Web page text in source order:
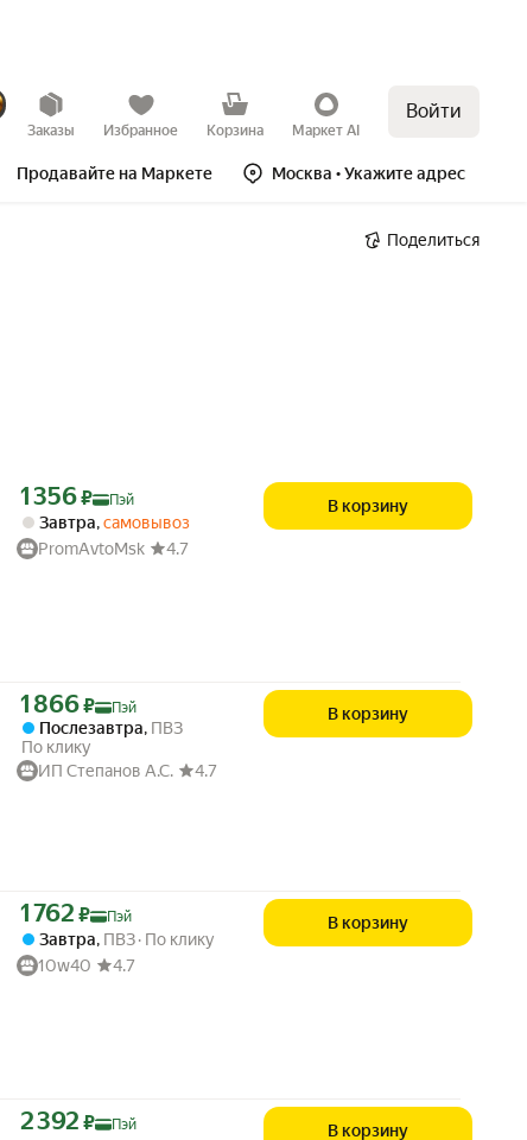
Заказы Избранное Корзина Маркет AI
Войти
Продавайте на Маркете Москва • Укажите адрес
Поделиться
Цена с картой Яндекс Пэй 1356 ₽ вместо
1 356₽ Пэй
Завтра,самовывоз
PromAvtoMsk
4.7
В корзину
Цена с картой Яндекс Пэй 1866 ₽ вместо
1 866₽ Пэй
Послезавтра, ПВЗ
По клику
ИП Степанов А.С.
4.7
В корзину
Цена с картой Яндекс Пэй 1762 ₽ вместо
1 762 ₽ Пэй
Завтра, ПВЗ По клику
10w40
4.7
В корзину
Цена с картой Яндекс Пэй 2392 ₽ вместо
2 392 ₽ Пэй В корзину